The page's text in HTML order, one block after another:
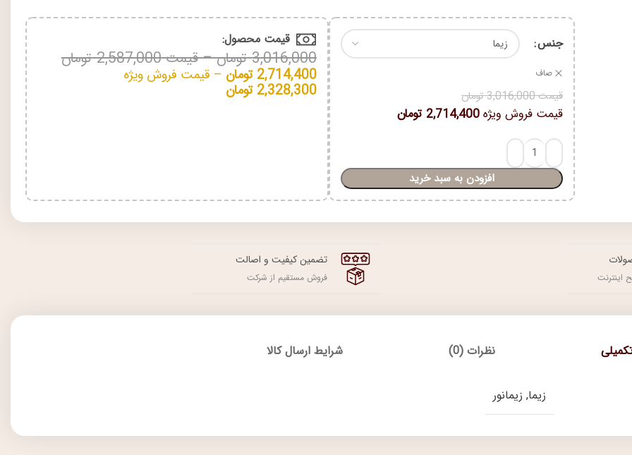
جنس
صاف
قیمت3,016,000تومان
قیمت فروش ویژه2,714,400 تومان
افزودن به سبد خرید
قیمت محصول:​
3,016,000تومان–قیمت2,587,000تومان
2,714,400 تومان – قیمت فروش ویژه
2,328,300 تومان
اینترنت
تضمین کیفیت و اصالت
فروش مستقیم از شرکت
نظرات (0) شرایط ارسال کالا
زیما, زیمانور